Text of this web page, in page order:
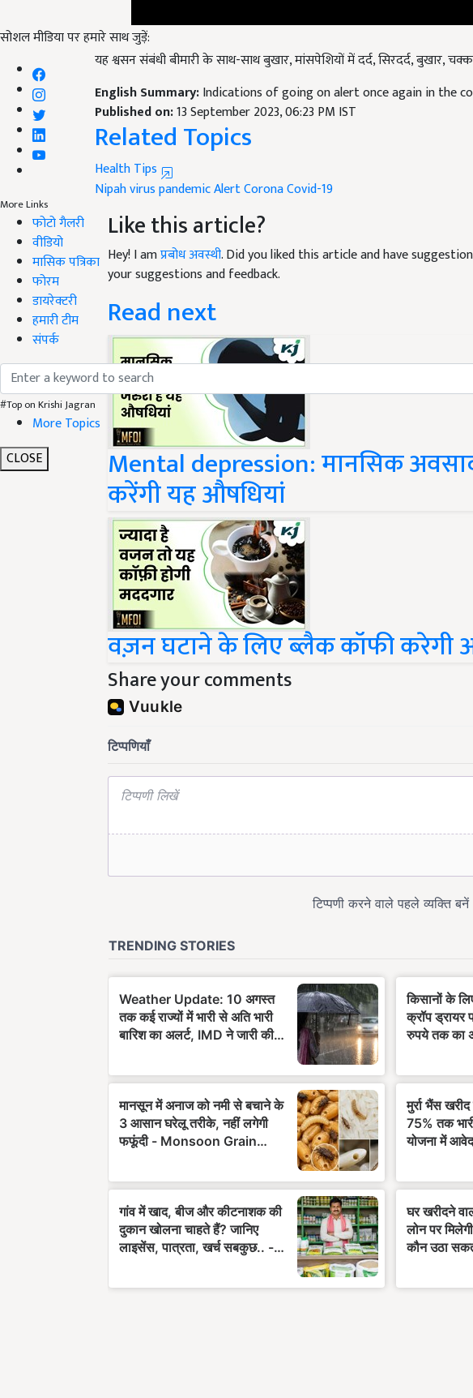
सोशल मीडिया पर हमारे साथ जुड़ें:
More Links
फोटो गैलरी
वीडियो
मासिक पत्रिका
फोरम
डायरेक्टरी
हमारी टीम
संपर्क
#Top on Krishi Jagran
More Topics
CLOSE
यह श्वसन संबंधी बीमारी के साथ-साथ बुखार, मांसपेशियों में दर्द, सिरदर्द, बुखार,
English Summary:Indications of going on alert once again in the
Published on:13 September 2023, 06:23 PM IST
Related Topics
Health Tips
Nipah viruspandemicAlertCoronaCovid-19
Like this article?
Hey! I amप्रबोध अवस्थी. Did you liked this article and have
your suggestions and feedback.
Read next
Mental depression: मानसिक
करेंगी यह औषधियां
वज़न घटाने के लिए ब्लैक कॉफी करेगी
Share your comments